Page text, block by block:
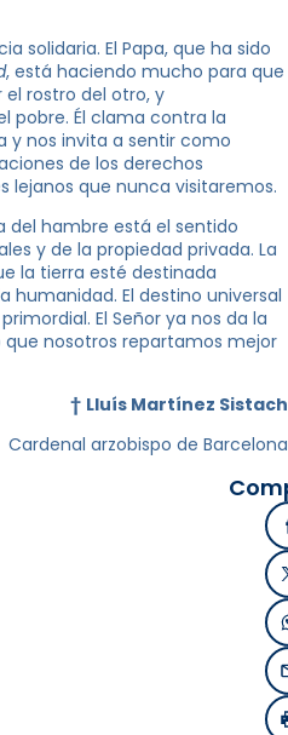
solidaria. El Papa, que ha sido
, está haciendo mucho para que
rostro del otro, y
pobre. Él clama contra la
y nos invita a sentir como
de los derechos
lejanos que nunca visitaremos.
del hambre está el sentido
y de la propiedad privada. La
la tierra esté destinada
humanidad. El destino universal
El Señor ya nos da la
que nosotros repartamos mejor
† Lluís Martínez Sistach
Cardenal arzobispo de Barcelona